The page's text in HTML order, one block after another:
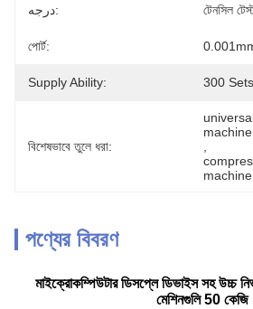
درجه: টেনসিল
পোর্ট:
Supply Ability: 300
বিশেষভাবে তুলে ধরা:
machine
machine
পণ্যের বিবরণ
মাইক্রোকম্পিউটার ডিসপ্লে ডিভাইস সহ উচ্চ
মেশিনগুলি 50 কেজি